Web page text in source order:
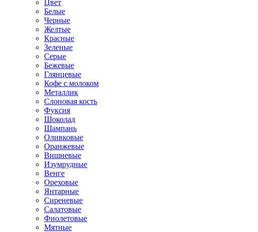
Цвет
Белые
Черные
Желтые
Красные
Зеленые
Серые
Бежевые
Глянцевые
Кофе с молоком
Металлик
Слоновая кость
Фуксия
Шоколад
Шампань
Оливковые
Оранжевые
Вишневые
Изумрудные
Венге
Ореховые
Янтарные
Сиреневые
Салатовые
Фиолетовые
Мятные